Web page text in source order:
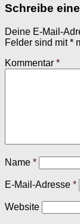
Schreibe
Deine E-Mail-
Felder sind mit*
Kommentar *
Name *
E-Mail-Adresse *
Website